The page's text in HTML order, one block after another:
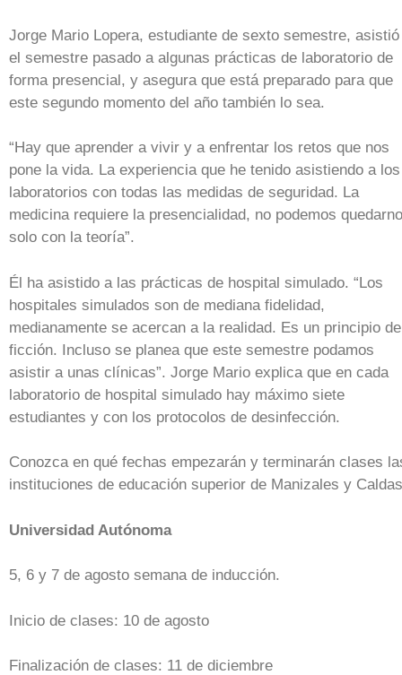
Jorge Mario Lopera, estudiante de sexto semestre, asistió
el semestre pasado a algunas prácticas de laboratorio de
forma presencial, y asegura que está preparado para que
este segundo momento del año también lo sea.
“Hay que aprender a vivir y a enfrentar los retos que nos
pone la vida. La experiencia que he tenido asistiendo a los
laboratorios con todas las medidas de seguridad. La
medicina requiere la presencialidad, no podemos
solo con la teoría”.
Él ha asistido a las prácticas de hospital simulado. “Los
hospitales simulados son de mediana fidelidad,
medianamente se acercan a la realidad. Es un principio de
ficción. Incluso se planea que este semestre podamos
asistir a unas clínicas”. Jorge Mario explica que en cada
laboratorio de hospital simulado hay máximo siete
estudiantes y con los protocolos de desinfección.
Conozca en qué fechas empezarán y terminarán clases
instituciones de educación superior de Manizales y
Universidad Autónoma
5, 6 y 7 de agosto semana de inducción.
Inicio de clases: 10 de agosto
Finalización de clases: 11 de diciembre